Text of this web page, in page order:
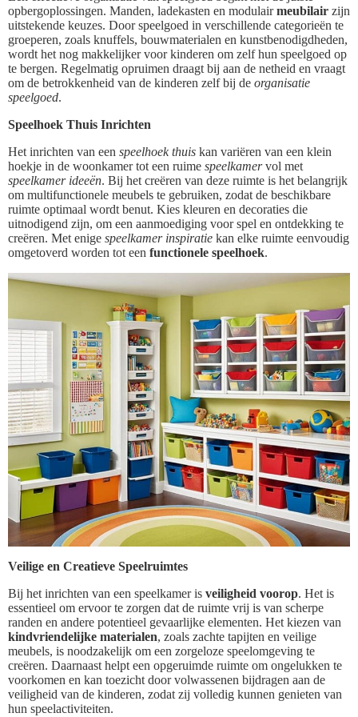
opbergoplossingen. Manden, ladekasten en modulairmeubilair zijn
uitstekende keuzes. Door speelgoed in verschillende categorieën te
groeperen, zoals knuffels, bouwmaterialen en kunstbenodigdheden,
wordt het nog makkelijker voor kinderen om zelf hun speelgoed op
te bergen. Regelmatig opruimen draagt bij aan de netheid en vraagt
om de betrokkenheid van de kinderen zelf bij de organisatie
speelgoed.
Speelhoek Thuis Inrichten
Het inrichten van een speelhoek thuis kan variëren van een klein
hoekje in de woonkamer tot een ruime speelkamervol met
speelkamer ideeën. Bij het creëren van deze ruimte is het belangrijk
om multifunctionele meubels te gebruiken, zodat de beschikbare
ruimte optimaal wordt benut. Kies kleuren en decoraties die
uitnodigend zijn, om een aanmoediging voor spel en ontdekking te
creëren. Met enige speelkamer inspiratie kan elke ruimte eenvoudig
omgetoverd worden tot een functionele speelhoek.
Veilige en Creatieve Speelruimtes
Bij het inrichten van een speelkamer is veiligheid voorop. Het is
essentieel om ervoor te zorgen dat de ruimte vrij is van scherpe
randen en andere potentieel gevaarlijke elementen. Het kiezen van
kindvriendelijke materialen, zoals zachte tapijten en veilige
meubels, is noodzakelijk om een zorgeloze speelomgeving te
creëren. Daarnaast helpt een opgeruimde ruimte om ongelukken te
voorkomen en kan toezicht door volwassenen bijdragen aan de
veiligheid van de kinderen, zodat zij volledig kunnen genieten van
hun speelactiviteiten.